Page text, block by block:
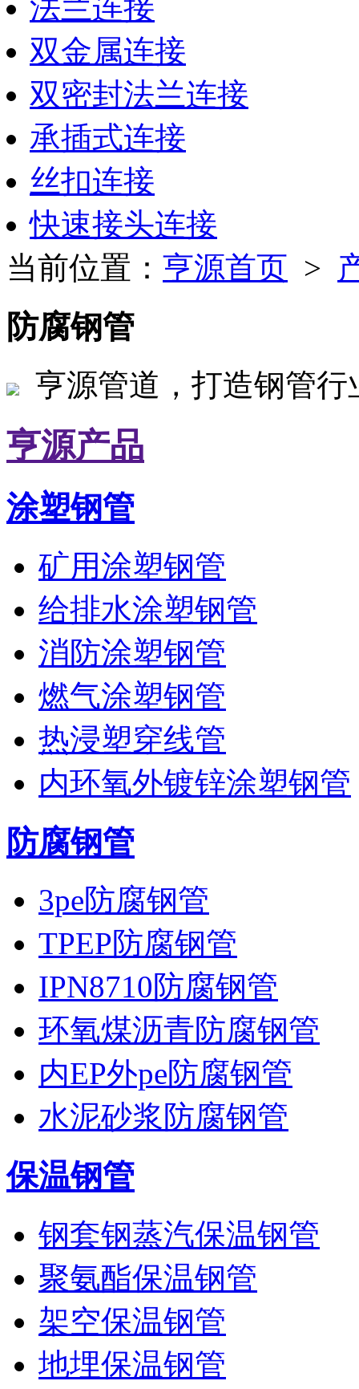
法兰连接
双金属连接
双密封法兰连接
承插式连接
丝扣连接
快速接头连接
当前位置： 亨源首页 >
防腐钢管
亨源管道，打造钢管
亨源产品
涂塑钢管
矿用涂塑钢管
给排水涂塑钢管
消防涂塑钢管
燃气涂塑钢管
热浸塑穿线管
内环氧外镀锌涂塑钢管
防腐钢管
3pe防腐钢管
TPEP防腐钢管
IPN8710防腐钢管
环氧煤沥青防腐钢管
内EP外pe防腐钢管
水泥砂浆防腐钢管
保温钢管
钢套钢蒸汽保温钢管
聚氨酯保温钢管
架空保温钢管
地埋保温钢管